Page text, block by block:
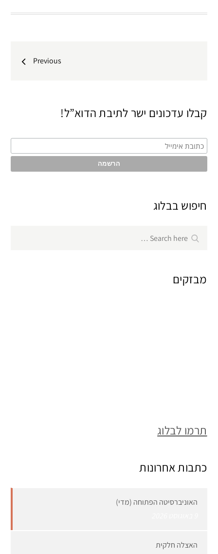
Previous
קבלו עדכונים ישר לתיבת הדוא”ל!
חיפוש בבלוג
for:
Search
מבזקים
תרמו לבלוג
כתבות אחרונות
האוניברסיטה הפתוחה (מדי)
האצלה חלקית